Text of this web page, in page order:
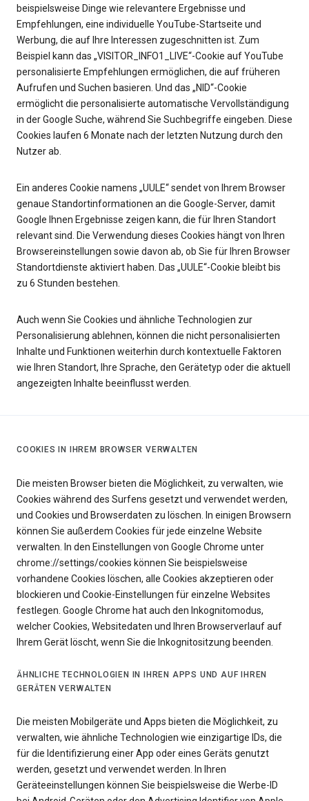
beispielsweise Dinge wie relevantere Ergebnisse und
Empfehlungen, eine individuelle YouTube-Startseite und
Werbung, die auf Ihre Interessen zugeschnitten ist. Zum
Beispiel kann das „VISITOR_INFO1_LIVE“-Cookie auf YouTube
personalisierte Empfehlungen ermöglichen, die auf früheren
Aufrufen und Suchen basieren. Und das „NID“-Cookie
ermöglicht die personalisierte automatische Vervollständigung
in der Google Suche, während Sie Suchbegriffe eingeben. Diese
Cookies laufen 6 Monate nach der letzten Nutzung durch den
Nutzer ab.
Ein anderes Cookie namens „UULE“ sendet von Ihrem Browser
genaue Standortinformationen an die Google-Server, damit
Google Ihnen Ergebnisse zeigen kann, die für Ihren Standort
relevant sind. Die Verwendung dieses Cookies hängt von Ihren
Browsereinstellungen sowie davon ab, ob Sie für Ihren Browser
Standortdienste aktiviert haben. Das „UULE“-Cookie bleibt bis
zu 6 Stunden bestehen.
Auch wenn Sie Cookies und ähnliche Technologien zur
Personalisierung ablehnen, können die nicht personalisierten
Inhalte und Funktionen weiterhin durch kontextuelle Faktoren
wie Ihren Standort, Ihre Sprache, den Gerätetyp oder die aktuell
angezeigten Inhalte beeinflusst werden.
COOKIES IN IHREM BROWSER VERWALTEN
Die meisten Browser bieten die Möglichkeit, zu verwalten, wie
Cookies während des Surfens gesetzt und verwendet werden,
und Cookies und Browserdaten zu löschen. In einigen Browsern
können Sie außerdem Cookies für jede einzelne Website
verwalten. In den Einstellungen von Google Chrome unter
chrome://settings/cookies können Sie beispielsweise
vorhandene Cookies löschen, alle Cookies akzeptieren oder
blockieren und Cookie-Einstellungen für einzelne Websites
festlegen. Google Chrome hat auch den Inkognitomodus,
welcher Cookies, Websitedaten und Ihren Browserverlauf auf
Ihrem Gerät löscht, wenn Sie die Inkognitositzung beenden.
ÄHNLICHE TECHNOLOGIEN IN IHREN APPS UND AUF IHREN
GERÄTEN VERWALTEN
Die meisten Mobilgeräte und Apps bieten die Möglichkeit, zu
verwalten, wie ähnliche Technologien wie einzigartige IDs, die
für die Identifizierung einer App oder eines Geräts genutzt
werden, gesetzt und verwendet werden. In Ihren
Geräteeinstellungen können Sie beispielsweise die Werbe-ID